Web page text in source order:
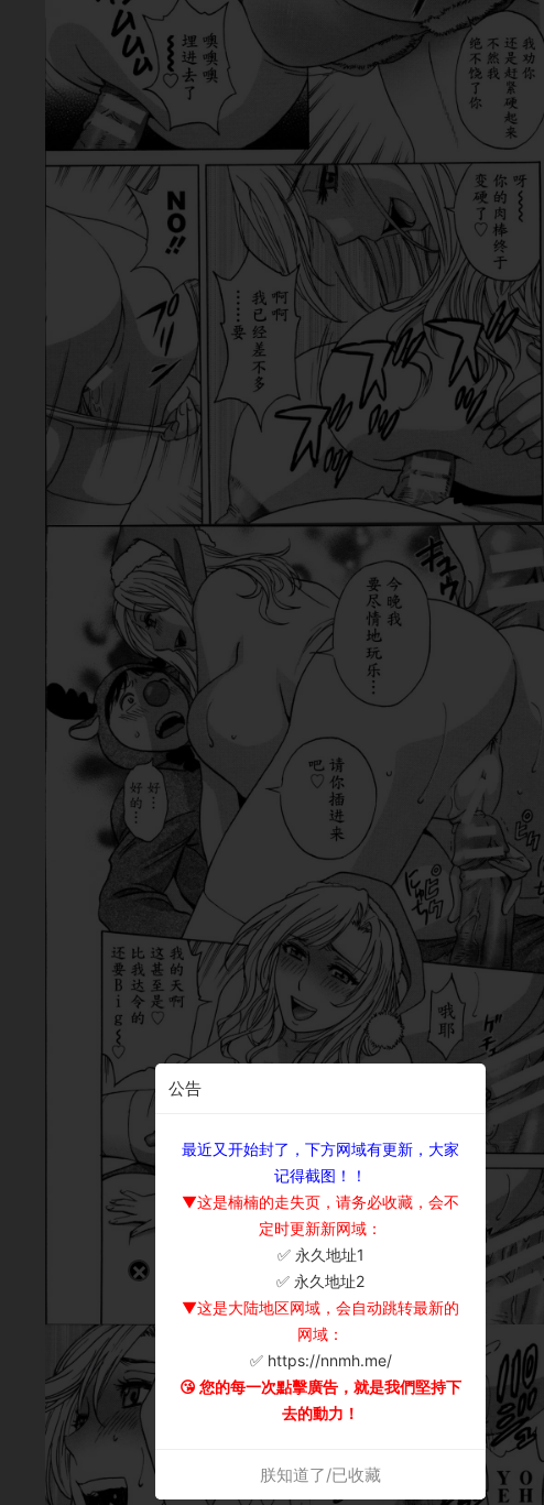
公告
最近又开始封了，下方网域有更新，大家
记得截图！！
▼这是楠楠的走失页，请务必收藏，会不
定时更新新网域：
✅ 永久地址1
✅ 永久地址2
▼这是大陆地区网域，会自动跳转最新的
网域：
✅ https://nnmh.me/
😘 您的每一次點擊廣告，就是我們堅持下
去的動力！
朕知道了/已收藏
×